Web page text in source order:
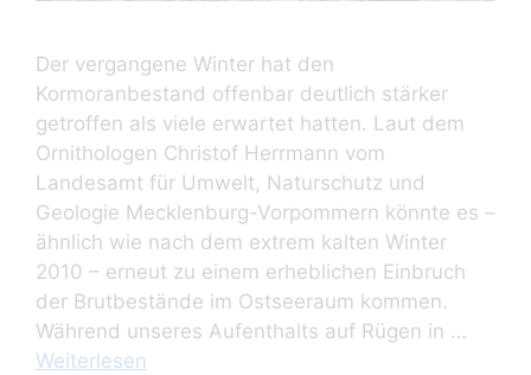
Der vergangene Winter hat den
Kormoranbestand offenbar deutlich stärker
getroffen als viele erwartet hatten. Laut dem
Ornithologen Christof Herrmann vom
Landesamt für Umwelt, Naturschutz und
Geologie Mecklenburg-Vorpommern könnte es –
ähnlich wie nach dem extrem kalten Winter
2010 – erneut zu einem erheblichen Einbruch
der Brutbestände im Ostseeraum kommen.
Während unseres Aufenthalts auf Rügen in …
Weiterlesen